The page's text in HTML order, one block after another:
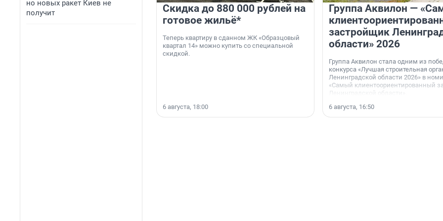
но новых ракет Киев не
получит
Скидка до 880 000 рублей на
готовое жильё*
Теперь квартиру в сданном ЖК «Образцовый
квартал 14» можно купить со специальной
скидкой.
6 августа, 18:00
Группа Аквилон —
застройщик
области» 2026
Группа Аквилон стала одним из
конкурса «Лучшая строительная
Ленинградской области 2026» в
«Самый клиентоориентированный
Ленинградской области».
6 августа, 16:50